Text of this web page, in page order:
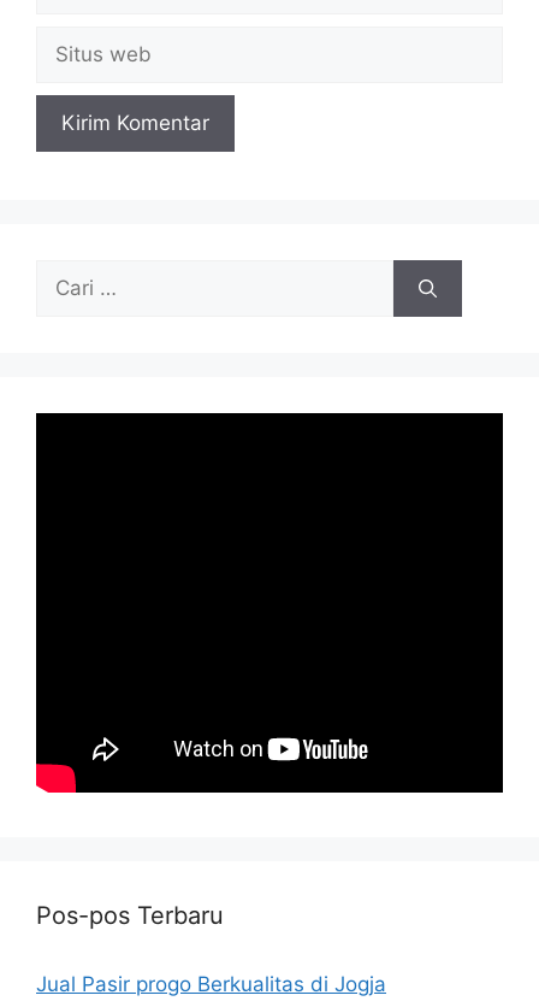
Situs
web
Cari
Pos-pos Terbaru
Jual Pasir progo Berkualitas di Jogja